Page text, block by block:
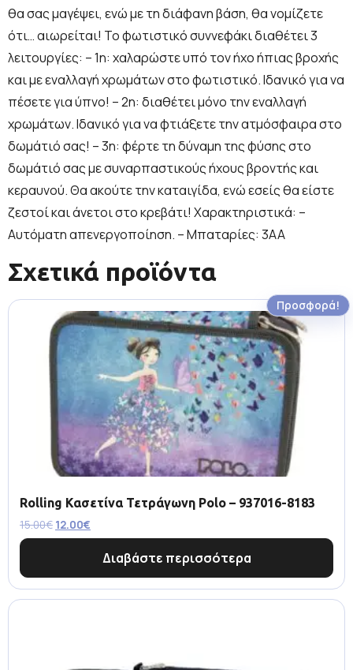
θα σας μαγέψει, ενώ με τη διάφανη βάση, θα νομίζετε
ότι… αιωρείται! Το φωτιστικό συννεφάκι διαθέτει 3
λειτουργίες: – 1η: χαλαρώστε υπό τον ήχο ήπιας βροχής
και με εναλλαγή χρωμάτων στο φωτιστικό. Ιδανικό για να
πέσετε για ύπνο! – 2η: διαθέτει μόνο την εναλλαγή
χρωμάτων. Ιδανικό για να φτιάξετε την ατμόσφαιρα στο
δωμάτιό σας! – 3η: φέρτε τη δύναμη της φύσης στο
δωμάτιό σας με συναρπαστικούς ήχους βροντής και
κεραυνού. Θα ακούτε την καταιγίδα, ενώ εσείς θα είστε
ζεστοί και άνετοι στο κρεβάτι! Χαρακτηριστικά: –
Αυτόματη απενεργοποίηση. – Μπαταρίες: 3AA
Σχετικά προϊόντα
Προσφορά!
Rolling Κασετίνα Τετράγωνη Polo – 937016-8183
15.00€ 12.00€
Διαβάστε περισσότερα